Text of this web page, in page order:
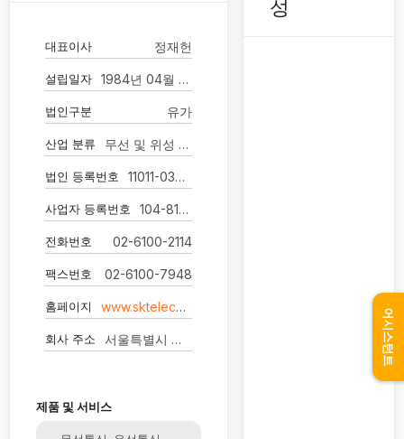
대표이사 정재헌
설립일자 1984년 04월 20일
법인구분 유가
산업 분류 무선 및 위성 통신업
법인 등록번호 11011-0371346
사업자 등록번호 104-81-37225
전화번호 02-6100-2114
팩스번호 02-6100-7948
홈페이지 www.sktelecom.com
회사 주소 서울특별시 중구 을지로 65 (을자로2가)
제품 및 서비스
성
어시스턴트